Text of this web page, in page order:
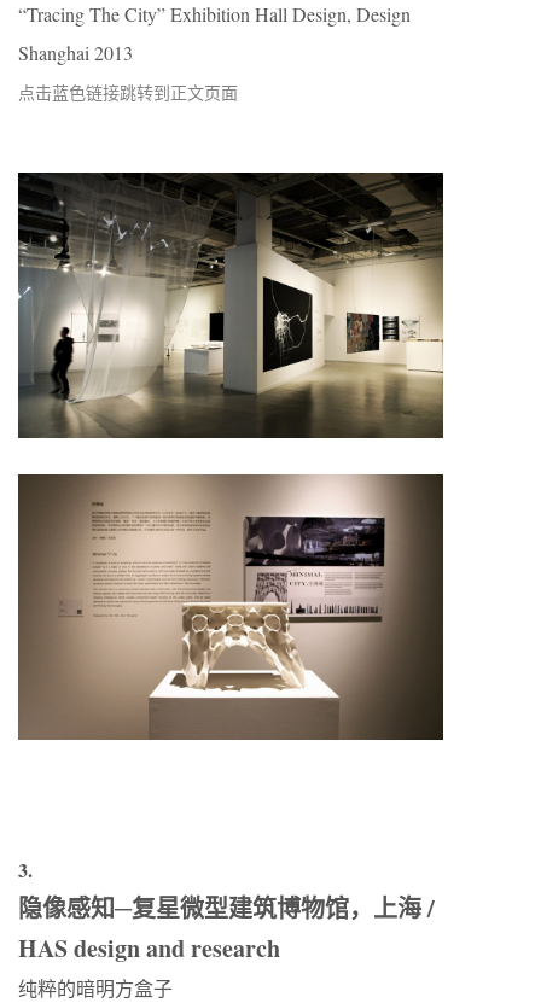
“Tracing The City” Exhibition Hall Design, Design
Shanghai 2013
点击蓝色链接跳转到正文页面
3.
隐像感知─复星微型建筑博物馆，上海 /
HAS design and research
纯粹的暗明方盒子